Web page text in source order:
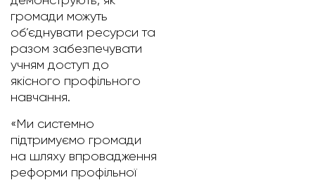
громади можуть
об’єднувати ресурси та
разом забезпечувати
учням доступ до
якісного профільного
навчання.
«Ми системно
підтримуємо громади
на шляху впровадження
реформи профільної